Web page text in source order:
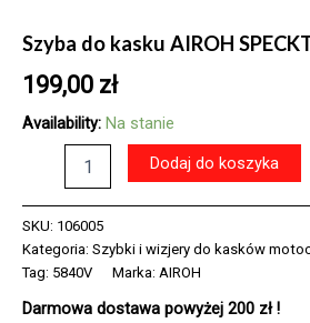
Szyba do kasku AIROH
199,00 zł
Availability: Na stanie
kasku
AIROH
SPECKTRE
Dodaj do koszyka
SKU: 106005
Kategoria: Szybki i wizjery do kasków
Tag: 5840V Marka: AIROH
Darmowa dostawa powyżej 200 zł !